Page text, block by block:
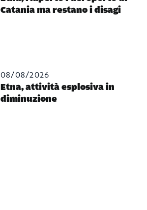
Catania ma restano i disagi
08/08/2026
Etna, attività esplosiva in
diminuzione